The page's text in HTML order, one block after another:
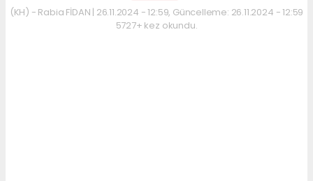
(KH) - Rabia FİDAN | 26.11.2024 - 12:59, Güncelleme: 26.11.2024 - 12:59
5727+ kez okundu.